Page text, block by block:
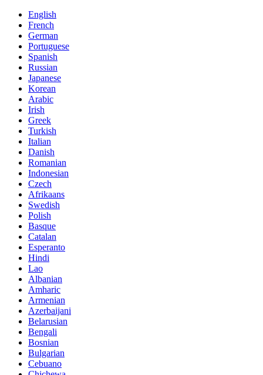
English
French
German
Portuguese
Spanish
Russian
Japanese
Korean
Arabic
Irish
Greek
Turkish
Italian
Danish
Romanian
Indonesian
Czech
Afrikaans
Swedish
Polish
Basque
Catalan
Esperanto
Hindi
Lao
Albanian
Amharic
Armenian
Azerbaijani
Belarusian
Bengali
Bosnian
Bulgarian
Cebuano